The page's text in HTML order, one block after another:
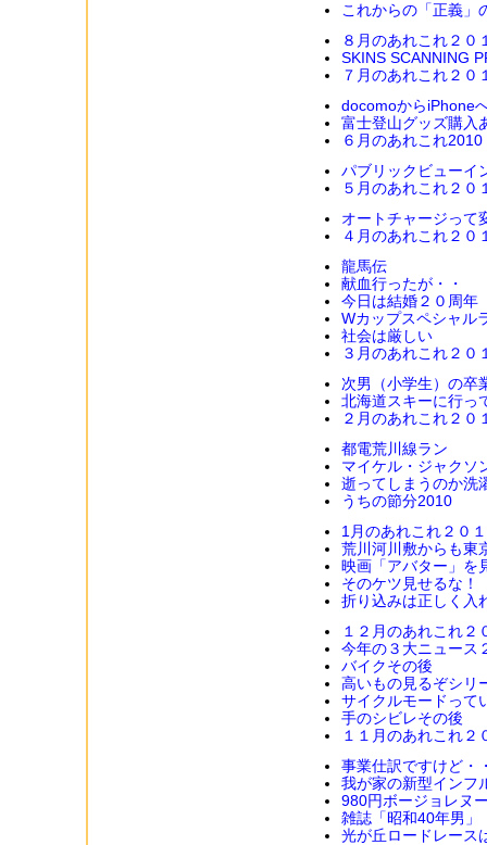
これからの「正義」
８月のあれこれ２０
SKINS SCANNING
７月のあれこれ２０
docomoからiPhone
富士登山グッズ購入
６月のあれこれ2010
パブリックビューイ
５月のあれこれ２０
オートチャージって
４月のあれこれ２０
龍馬伝
献血行ったが・・
今日は結婚２０周年
Wカップスペシャル
社会は厳しい
３月のあれこれ２０
次男（小学生）の卒
北海道スキーに行っ
２月のあれこれ２０
都電荒川線ラン
マイケル・ジャクソ
逝ってしまうのか洗
うちの節分2010
1月のあれこれ２０
荒川河川敷からも東
映画「アバター」を
そのケツ見せるな！
折り込みは正しく入
１２月のあれこれ２
今年の３大ニュース
バイクその後
高いもの見るぞシリ
サイクルモードって
手のシビレその後
１１月のあれこれ２
事業仕訳ですけど・
我が家の新型インフ
980円ボージョレヌ
雑誌「昭和40年男」
光が丘ロードレース